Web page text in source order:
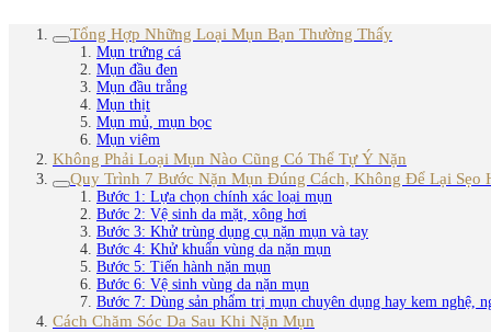
Tổng Hợp Những Loại Mụn Bạn Thường Thấy
Mụn trứng cá
Mụn đầu đen
Mụn đầu trắng
Mụn thịt
Mụn mủ, mụn bọc
Mụn viêm
Không Phải Loại Mụn Nào Cũng Có Thể Tự Ý Nặn
Quy Trình 7 Bước Nặn Mụn Đúng Cách, Không Để Lại Sẹo
Bước 1: Lựa chọn chính xác loại mụn
Bước 2: Vệ sinh da mặt, xông hơi
Bước 3: Khử trùng dụng cụ nặn mụn và tay
Bước 4: Khử khuẩn vùng da nặn mụn
Bước 5: Tiến hành nặn mụn
Bước 6: Vệ sinh vùng da nặn mụn
Bước 7: Dùng sản phẩm trị mụn chuyên dụng hay kem nghệ,
Cách Chăm Sóc Da Sau Khi Nặn Mụn